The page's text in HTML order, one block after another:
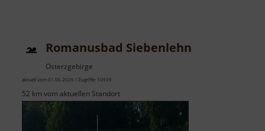
Romanusbad Siebenlehn
Osterzgebirge
aktuell vom 01.06.2026 / Zugriffe: 10939
52 km vom aktuellen Standort